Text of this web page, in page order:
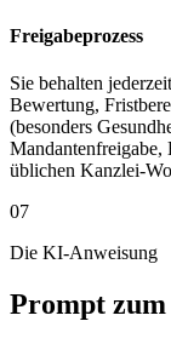
Freigabeprozess
Sie behalten
Bewertung,
(besonders
Mandantenfreigabe,
üblichen Kanzlei-
07
Die KI-Anweisung
Prompt